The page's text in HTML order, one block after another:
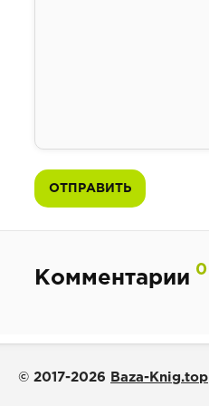
ОТПРАВИТЬ
Комментарии 0
© 2017-2026 Baza-Knig.top